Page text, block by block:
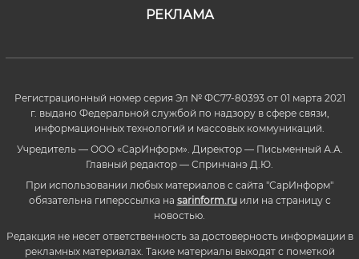
РЕКЛАМА
Регистрационный номер серия Эл № ФС77-80393 от 01 марта 2021
г. выдано Федеральной службой по надзору в сфере связи,
информационных технологий и массовых коммуникаций.
Учредитель — ООО «СарИнформ». Директор — Письменный А.А.
Главный редактор — Спринчанэ Д.Ю.
При использовании любых материалов с сайта "СарИнформ"
обязательна гиперссылка на sarinform.ruили на страницу с
новостью.
Редакция не несет ответственность за достоверность информации в
рекламных материалах. Такие материалы выходят с пометкой